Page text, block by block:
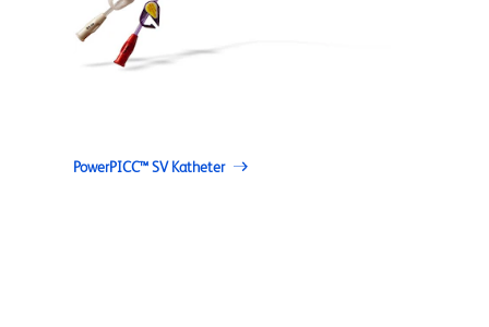
PowerPICC™ SV Katheter